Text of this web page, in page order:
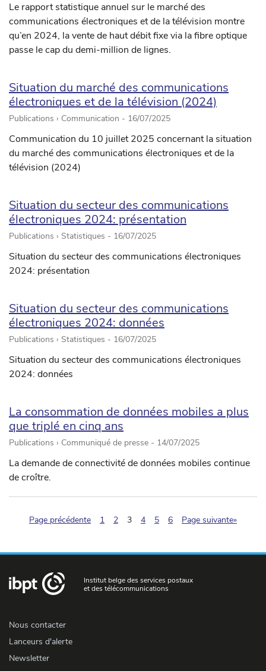
Le rapport statistique annuel sur le marché des
communications électroniques et de la télévision montre
qu’en 2024, la vente de haut débit fixe via la fibre optique
passe le cap du demi-million de lignes.
Situation du marché des communications
électroniques et de la télévision (2024)
Publications › Communication - 16/07/2025
Communication du 10 juillet 2025 concernant la situation
du marché des communications électroniques et de la
télévision (2024)
Situation du secteur des communications
électroniques 2024: présentation
Publications › Statistiques - 16/07/2025
Situation du secteur des communications électroniques
2024: présentation
Situation du secteur des communications
électroniques 2024: données
Publications › Statistiques - 16/07/2025
Situation du secteur des communications électroniques
2024: données
La consommation de données mobiles a plus
que triplé en cinq ans
Publications › Communiqué de presse - 14/07/2025
La demande de connectivité de données mobiles continue
de croître.
Page précédente 1 2 3(pagination.current)
4 5 6 Page suivante»
Institut belge des services postaux
et des télécommunications
Nous contacter
Lanceurs d'alerte
Newsletter